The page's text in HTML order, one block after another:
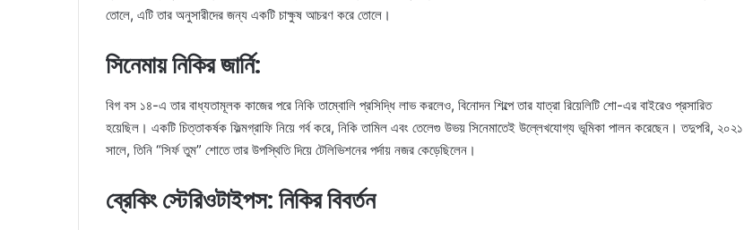
তোলে, এটি তার অনুসারীদের জন্য একটি চাক্ষুষ আচরণ করে তোলে।
সিনেমায় নিকির জার্নি:
বিগ বস ১৪-এ তার বাধ্যতামূলক কাজের পরে নিকি তাম্বোলি প্রসিদ্ধি লাভ করলেও, বিনোদন শিল্পে তার যাত্রা রিয়েলিটি শো-এর বাইরেও প্রসারিত
হয়েছিল। একটি চিত্তাকর্ষক ফিল্মগ্রাফি নিয়ে গর্ব করে, নিকি তামিল এবং তেলেগু উভয় সিনেমাতেই উল্লেখযোগ্য ভূমিকা পালন করেছেন। তদুপরি, ২০২১
সালে, তিনি “সির্ফ তুম” শোতে তার উপস্থিতি দিয়ে টেলিভিশনের পর্দায় নজর কেড়েছিলেন।
ব্রেকিং স্টেরিওটাইপস: নিকির বিবর্তন